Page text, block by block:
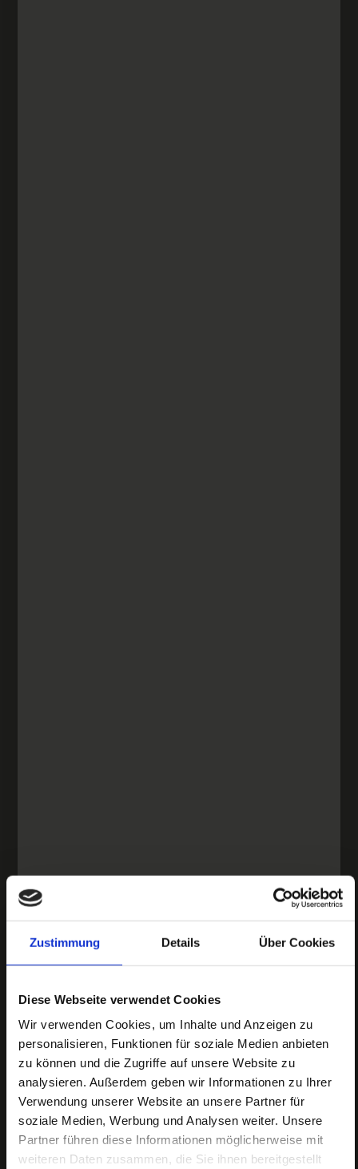
Zustimmung Details Über Cookies
Diese Webseite verwendet Cookies
Wir verwenden Cookies, um Inhalte und Anzeigen zu
personalisieren, Funktionen für soziale Medien anbieten
zu können und die Zugriffe auf unsere Website zu
analysieren. Außerdem geben wir Informationen zu Ihrer
Verwendung unserer Website an unsere Partner für
soziale Medien, Werbung und Analysen weiter. Unsere
Partner führen diese Informationen möglicherweise mit
weiteren Daten zusammen, die Sie ihnen bereitgestellt